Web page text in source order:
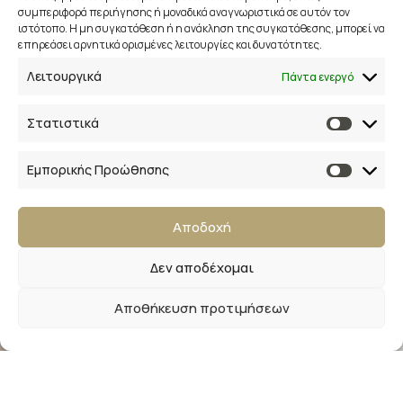
συμπεριφορά περιήγησης ή μοναδικά αναγνωριστικά σε αυτόν τον
ιστότοπο. Η μη συγκατάθεση ή η ανάκληση της συγκατάθεσης, μπορεί να
επηρεάσει αρνητικά ορισμένες λειτουργίες και δυνατότητες.
Λειτουργικά Πάντα ενεργό
Στατιστικά
Εμπορικής Προώθησης
Αποδοχή
Δεν αποδέχομαι
Αποθήκευση προτιμήσεων
Newsletter
Εγγραφείτε στο newsletter μας και απολαύστε
μοναδικά προνόμια, εκπτώσεις και πολλά δώρα!
Μην χάσετε την ευκαιρία!